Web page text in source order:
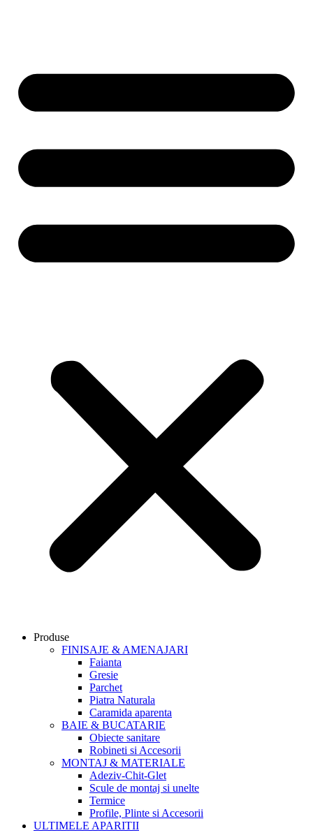
Produse
FINISAJE & AMENAJARI
Faianta
Gresie
Parchet
Piatra Naturala
Caramida aparenta
BAIE & BUCATARIE
Obiecte sanitare
Robineti si Accesorii
MONTAJ & MATERIALE
Adeziv-Chit-Glet
Scule de montaj si unelte
Termice
Profile, Plinte si Accesorii
ULTIMELE APARITII